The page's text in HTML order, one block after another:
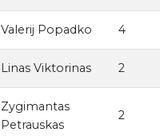
Valerij Popadko 4
Linas Viktorinas 2
Zygimantas
Petrauskas
2